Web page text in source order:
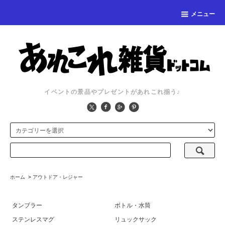
メニュー
イベントの景品やプレゼントがあれこれ揃う♪
ホーム > アウトドア・レジャー
タンブラー
ボトル・水筒
ステンレスマグ
リュックサック